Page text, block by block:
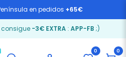
en pedidos +65€
consigue -3€ EXTRA: APP-FB ;)
0 0